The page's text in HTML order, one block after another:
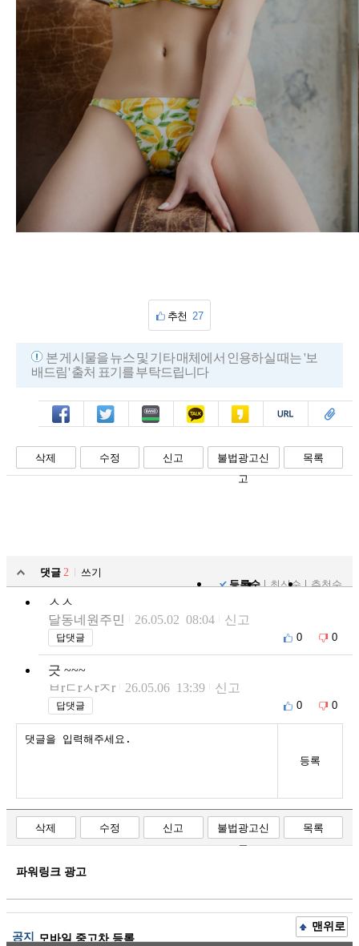
추천 27
본 게시물을 뉴스 및 기타 매체에서 인용하실 때는 '보
배드림' 출처 표기를 부탁드립니다
페북 트윗 밴드 카톡 카스 복사 스크랩
삭제 수정 신고
불법광고신
고
목록
댓글 2
쓰기
등록순
최신순 추천순
ㅅㅅ
달동네원주민
26.05.02 08:04 신고
답댓글 0 0
긋 ~~~
ㅂrㄷrㅅrㅈr
26.05.06 13:39 신고
답댓글 0 0
등록
삭제 수정 신고
불법광고신
고
목록
파워링크 광고
공지 모바일 중고차 등록
맨위로